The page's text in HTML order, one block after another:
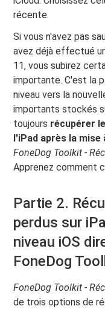
récente.
Si vous n'avez pas
avez déjà effectué
11, vous subirez
importante. C'est la
niveau vers la
importants stockés
toujours récupérer
l'iPad après la mise
FoneDog Toolkit -
Apprenez comment
Partie 2.
perdus sur
niveau iOS
FoneDog
FoneDog Toolkit -
de trois options de